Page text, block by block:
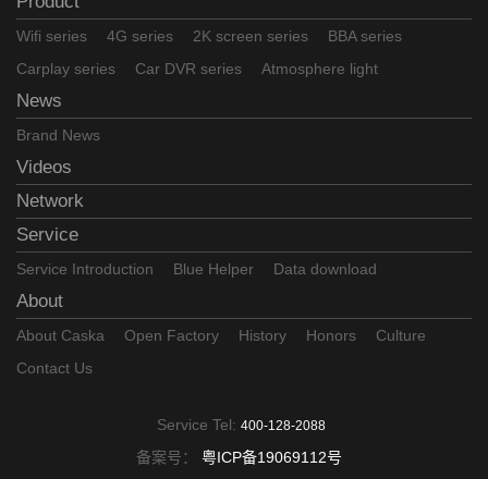
Wifi series 4G series 2K screen series
BBA series
Carplay series
Car DVR series Atmosphere light
News
Brand News
Videos
Network
Service
Service Introduction Blue Helper Data download
About
About Caska Open Factory History Honors
Culture
Contact Us
Service Tel: 400-128-2088
备案号： 粤ICP备19069112号